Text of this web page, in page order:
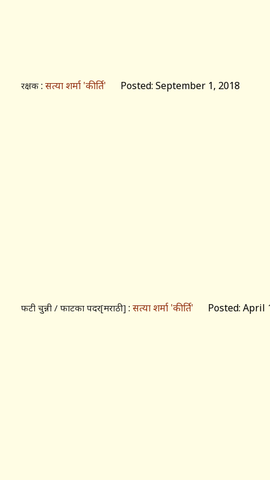
रक्षक : सत्या शर्मा 'कीर्ति' Posted: September 1, 2018
फटी चुन्नी / फाटका पदर[मराठी] : सत्या शर्मा 'कीर्ति' Posted: April